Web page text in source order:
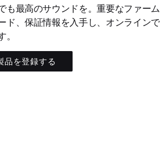
も最高のサウンドを。重要なファー
ド、保証情報を入手し、オンライン
。
品を登録する